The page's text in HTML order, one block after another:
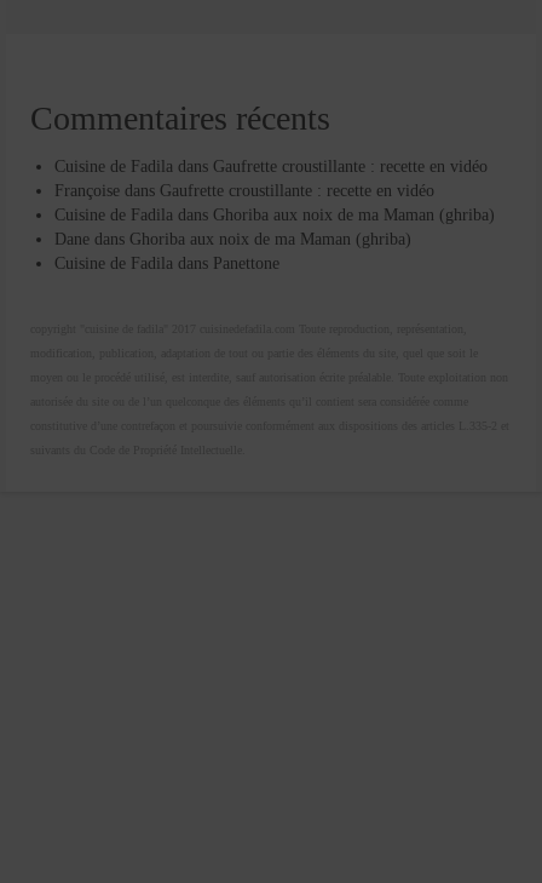
Commentaires récents
Cuisine de Fadila dans Gaufrette croustillante : recette en vidéo
Françoise dans Gaufrette croustillante : recette en vidéo
Cuisine de Fadila dans Ghoriba aux noix de ma Maman (ghriba)
Dane dans Ghoriba aux noix de ma Maman (ghriba)
Cuisine de Fadila dans Panettone